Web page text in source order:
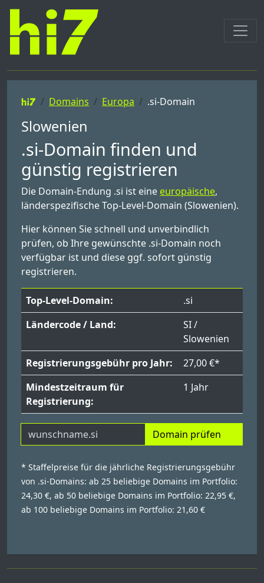
Domains Europa .si-Domain
Slowenien
.si-Domain finden und
günstig registrieren
Die Domain-Endung .si ist eine europäische,
länderspezifische Top-Level-Domain (Slowenien).
Hier können Sie schnell und unverbindlich
prüfen, ob Ihre gewünschte .si-Domain noch
verfügbar ist und diese ggf. sofort günstig
registrieren.
Top-Level-Domain:
.si
Ländercode / Land:
SI /
Slowenien
Registrierungsgebühr pro Jahr:
27,00 €*
Mindestzeitraum für
Registrierung:
1 Jahr
Domain prüfen
* Staffelpreise für die jährliche Registrierungsgebühr
von .si-Domains: ab 25 beliebige Domains im Portfolio:
24,30 €, ab 50 beliebige Domains im Portfolio: 22,95 €,
ab 100 beliebige Domains im Portfolio: 21,60 €